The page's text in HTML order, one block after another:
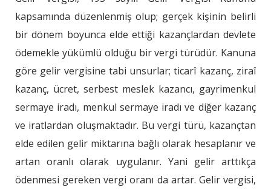
kapsamında düzenlenmiş olup; gerçek kişinin belirli
bir dönem boyunca elde ettiği kazançlardan devlete
ödemekle yükümlü olduğu bir vergi türüdür. Kanuna
göre gelir vergisine tabi unsurlar; ticarî kazanç, ziraî
kazanç, ücret, serbest meslek kazancı, gayrimenkul
sermaye iradı, menkul sermaye iradı ve diğer kazanç
ve iratlardan oluşmaktadır. Bu vergi türü, kazançtan
elde edilen gelir miktarına bağlı olarak hesaplanır ve
artan oranlı olarak uygulanır. Yani gelir arttıkça
ödenmesi gereken vergi oranı da artar. Gelir vergisi,